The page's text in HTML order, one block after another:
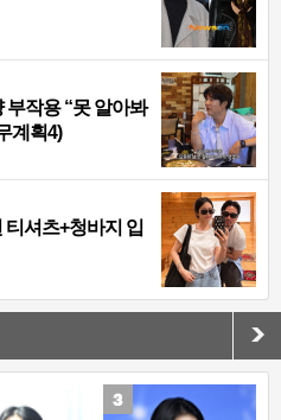
작용 “못 알아봐
계획4)
티셔츠+청바지 입